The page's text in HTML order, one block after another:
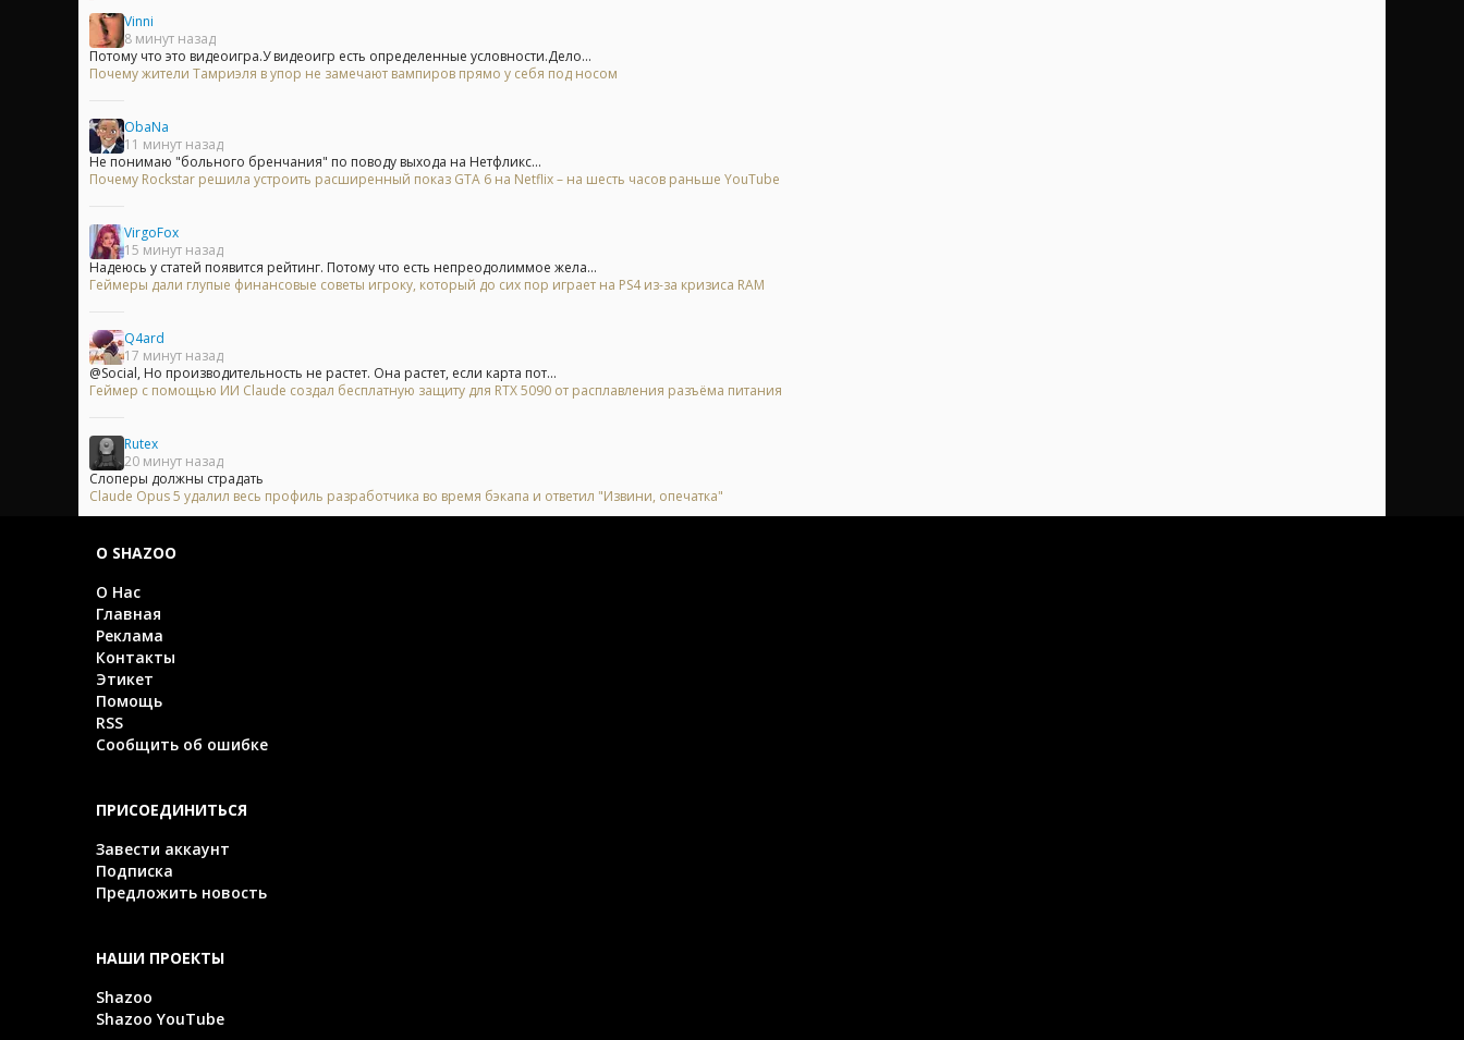
Vinni
8 минут назад
Потому что это видеоигра.У видеоигр есть определенные условности.Дело...
Почему жители Тамриэля в упор не замечают вампиров прямо у себя под носом
ObaNa
11 минут назад
Не понимаю "больного бренчания" по поводу выхода на Нетфликс...
Почему Rockstar решила устроить расширенный показ GTA 6 на Netflix – на шесть часов раньше YouTube
VirgoFox
15 минут назад
Надеюсь у статей появится рейтинг. Потому что есть непреодолиммое жела...
Геймеры дали глупые финансовые советы игроку, который до сих пор играет на PS4 из-за кризиса RAM
Q4ard
17 минут назад
@Social, Но производительность не растет. Она растет, если карта пот...
Геймер с помощью ИИ Claude создал бесплатную защиту для RTX 5090 от расплавления разъёма питания
Rutex
20 минут назад
Слоперы должны страдать
Claude Opus 5 удалил весь профиль разработчика во время бэкапа и ответил "Извини, опечатка"
О SHAZOO
О Нас
Главная
Реклама
Контакты
Этикет
Помощь
RSS
Сообщить об ошибке
ПРИСОЕДИНИТЬСЯ
Завести аккаунт
Подписка
Предложить новость
НАШИ ПРОЕКТЫ
Shazoo
Shazoo YouTube